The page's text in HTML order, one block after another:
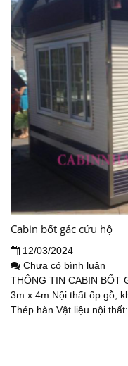
Cabin bốt gác cứu hộ
12/03/2024
Chưa có bình luận
THÔNG TIN CABIN BỐT
3m x 4m Nội thất ốp gỗ,
Thép hàn Vật liệu nội